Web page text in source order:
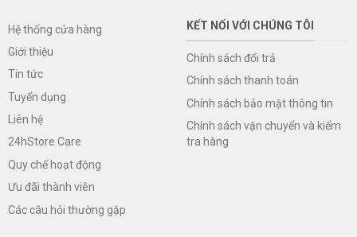
Hệ thống cửa hàng
Giới thiệu
Tin tức
Tuyển dụng
Liên hệ
24hStore Care
Quy chế hoạt động
Ưu đãi thành viên
Các câu hỏi thường gặp
KẾT NỐI VỚI CHÚNG TÔI
Chính sách đổi trả
Chính sách thanh toán
Chính sách bảo mật thông tin
Chính sách vận chuyển và kiểm
tra hàng